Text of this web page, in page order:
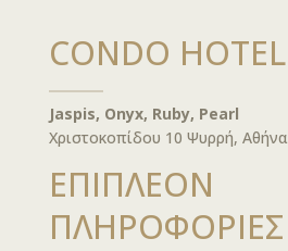
CONDO HOTEL
Jaspis, Onyx, Ruby, Pearl
Χριστοκοπίδου 10 Ψυρρή, Αθήνα
ΕΠΙΠΛΕΟΝ
ΠΛΗΡΟΦΟΡΙΕΣ